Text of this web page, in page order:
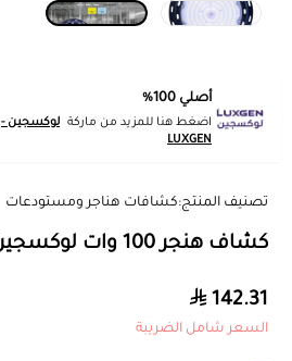
أصلي 100%
اضغط هنا للمزيد من ماركة لوكسجين -
LUXGEN
تصنيف المنتج:كشافات هناجر ومستودعات
كشاف هنجر 100 وات لوكسجين LUXGEN
142.31
السعر شامل الضريبة